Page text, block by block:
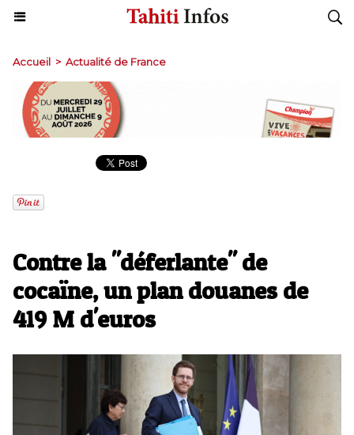
Accueil > Actualité de France
Contre la "déferlante" de
cocaïne, un plan douanes de
419 M d'euros